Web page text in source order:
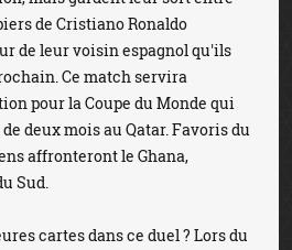
de Cristiano Ronaldo
de leur voisin espagnol qu'ils
Ce match servira
pour la Coupe du Monde qui
deux mois au Qatar. Favoris du
affronteront le Ghana,
Sud.
cartes dans ce duel ? Lors du